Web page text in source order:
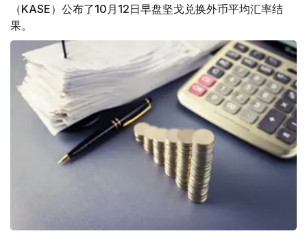
（KASE）公布了10月12日早盘坚戈兑换外币平均汇率结
果。